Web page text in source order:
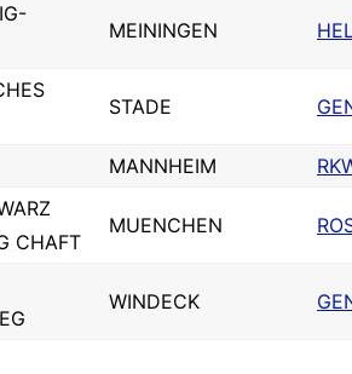
MEININGEN
STADE
MANNHEIM
CHAFT
MUENCHEN
WINDECK